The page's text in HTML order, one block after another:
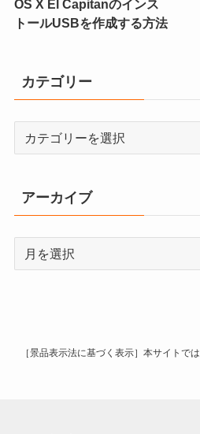
OS X El Capitanのインス
トールUSBを作成する方法
カテゴリー
リ
ー
アーカイブ
［景品表示法に基づく表示］本サイトで